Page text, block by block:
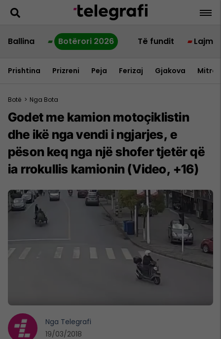
Ballina Botërori 2026 Të fundit Lajme
Prishtina Prizreni Peja Ferizaj Gjakova
Botë > Nga Bota
Godet me kamion motoçiklistin
dhe ikë nga vendi i ngjarjes, e
pëson keq nga një shofer tjetër që
ia rrokullis kamionin (Video, +16)
Nga Telegrafi
19/03/2018